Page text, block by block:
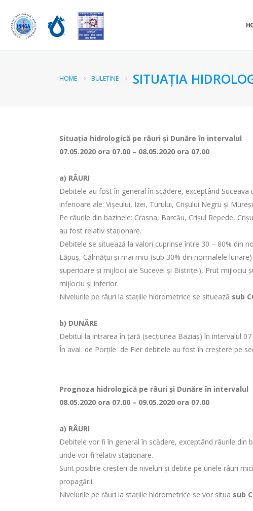
HOME BULETINE SITUAŢIA
Situaţia hidrologică pe râuri şi Dunăre în intervalul
07.05.2020 ora 07.00 – 08.05.2020 ora 07.00
a) RÂURI
Debitele au fost în general în scădere, exceptând
inferioare ale: Vișeului, Izei, Turului, Crişului Negru şi
Pe râurile din bazinele: Crasna, Barcău, Crişul Repede,
au fost relativ staționare.
Debitele se situează la valori cuprinse între 30 – 80% din
Lăpuș, Călmățui și mai mici (sub 30% din normalele
superioare şi mijlocii ale Sucevei şi Bistriţei), Prut mijlociu
mijlociu şi inferior.
Nivelurile pe râuri la staţiile hidrometrice se situează sub
b) DUNĂRE
Debitul la intrarea în ţară (secţiunea Baziaş) în intervalul
În aval de Porţile de Fier debitele au fost în creștere pe
Prognoza hidrologică pe râuri şi Dunăre în intervalul
08.05.2020 ora 07.00 – 09.05.2020 ora 07.00
a) RÂURI
Debitele vor fi în general în scădere, exceptând râurile din
unde vor fi relativ staționare.
Sunt posibile creşteri de niveluri şi debite pe unele râuri
propagării.
Nivelurile pe râuri la staţiile hidrometrice se vor situa sub